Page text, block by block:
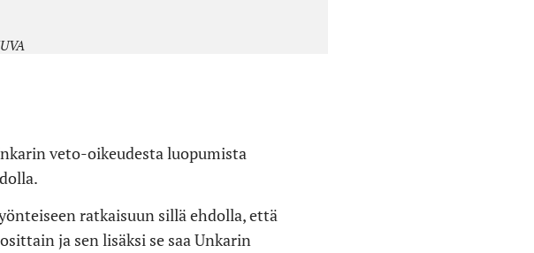
veto-oikeudesta luopumista
ratkaisuun sillä ehdolla, että
ja sen lisäksi se saa Unkarin